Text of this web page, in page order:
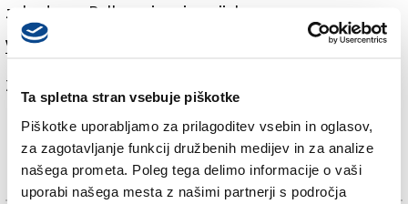
Ta spletna stran vsebuje piškotke
Piškotke uporabljamo za prilagoditev vsebin in oglasov,
za zagotavljanje funkcij družbenih medijev in za analize
našega prometa. Poleg tega delimo informacije o vaši
uporabi našega mesta z našimi partnerji s področja
zahodnem Balkanu in migracijah.
Več v današnjem (sobotnem) Primorskem dnevniku.
Za branje in pisanje komentarjev